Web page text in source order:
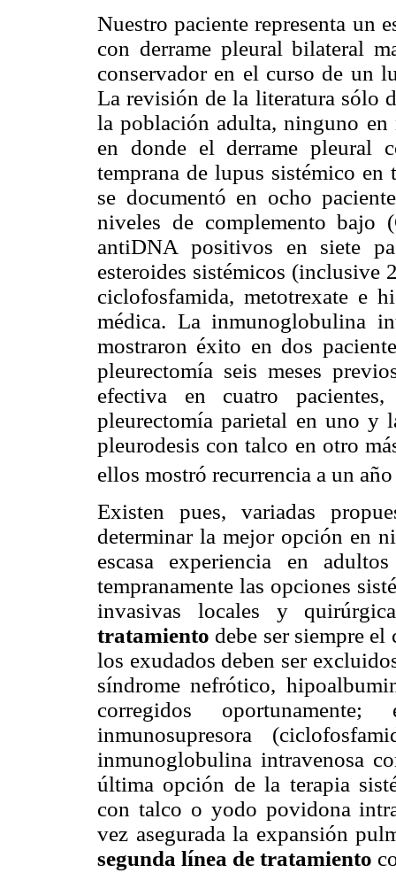
Nuestro paciente representa un
con derrame pleural bilateral
conservador en el curso de un
La revisión de la literatura sólo
la población adulta, ninguno en
en donde el derrame pleural
temprana de lupus sistémico
se documentó en ocho
niveles de complemento bajo
antiDNA positivos en siete
esteroides sistémicos (inclusive
ciclofosfamida, metotrexate e
médica. La inmunoglobulina
mostraron éxito en dos
pleurectomía seis meses
efectiva en cuatro
pleurectomía parietal en uno y
pleurodesis con talco en otro
ellos mostró recurrencia a un
Existen pues, variadas
determinar la mejor opción en
escasa experiencia en
tempranamente las opciones
invasivas locales y
tratamiento debe ser siempre
los exudados deben ser
síndrome nefrótico,
corregidos
inmunosupresora
inmunoglobulina intravenosa
última opción de la terapia
con talco o yodo povidona
vez asegurada la expansión
segunda línea de tratamiento